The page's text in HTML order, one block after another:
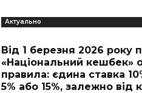
Актуально
Від 1 березня 2026 року
«Національний кешбек»
правила: єдина ставка
5% або 15%, залежно від